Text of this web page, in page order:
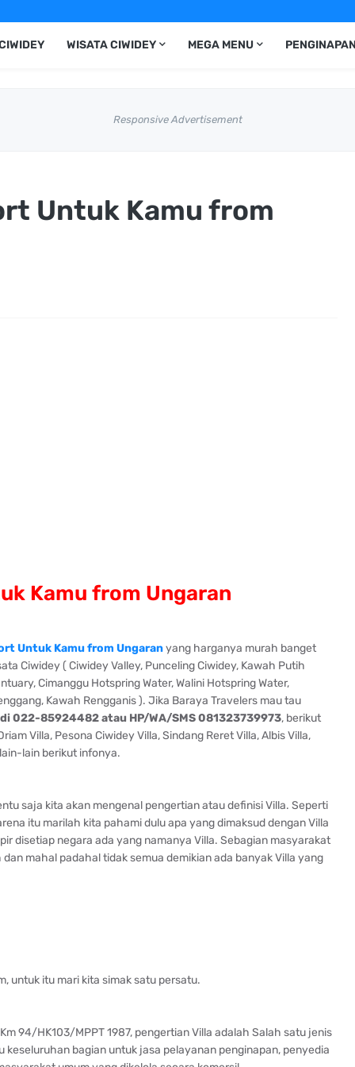
WISATA CIWIDEY MEGA MENU
Responsive Advertisement
Untuk Kamu from
Kamu from Ungaran
Untuk Kamu from Ungaranyang harganya murah banget
Ciwidey ( Ciwidey Valley, Punceling Ciwidey, Kawah Putih
Cimanggu Hotspring Water, Walini Hotspring Water,
Kawah Rengganis ). Jika Baraya Travelers mau tau
di 022-85924482 atau HP/WA/SMS 081323739973, berikut
Villa, Pesona Ciwidey Villa, Sindang Reret Villa, Albis Villa,
lain berikut infonya.
saja kita akan mengenal pengertian atau definisi Villa. Seperti
itu marilah kita pahami dulu apa yang dimaksud dengan Villa
disetiap negara ada yang namanya Villa. Sebagian masyarakat
mahal padahal tidak semua demikian ada banyak Villa yang
untuk itu mari kita simak satu persatu.
94/HK103/MPPT 1987, pengertian Villa adalah Salah satu jenis
bagian untuk jasa pelayanan penginapan, penyedia